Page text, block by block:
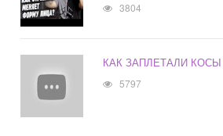
3804
КАК ЗАПЛЕТАЛИ
5797